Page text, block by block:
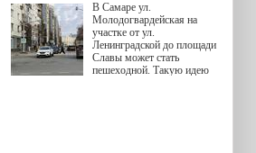
В Самаре ул.
Молодогвардейская на
участке от ул.
Ленинградской до площади
Славы может стать
пешеходной. Такую идею